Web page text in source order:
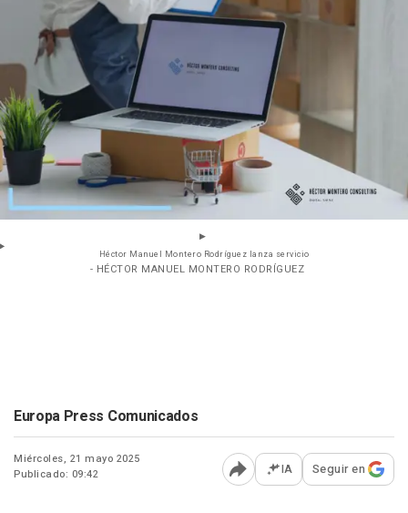
Héctor Manuel Montero Rodríguez lanza servicio
- HÉCTOR MANUEL MONTERO RODRÍGUEZ
Europa Press Comunicados
Miércoles, 21 mayo 2025
Publicado: 09:42
Abrir opciones para
IA Seguir en